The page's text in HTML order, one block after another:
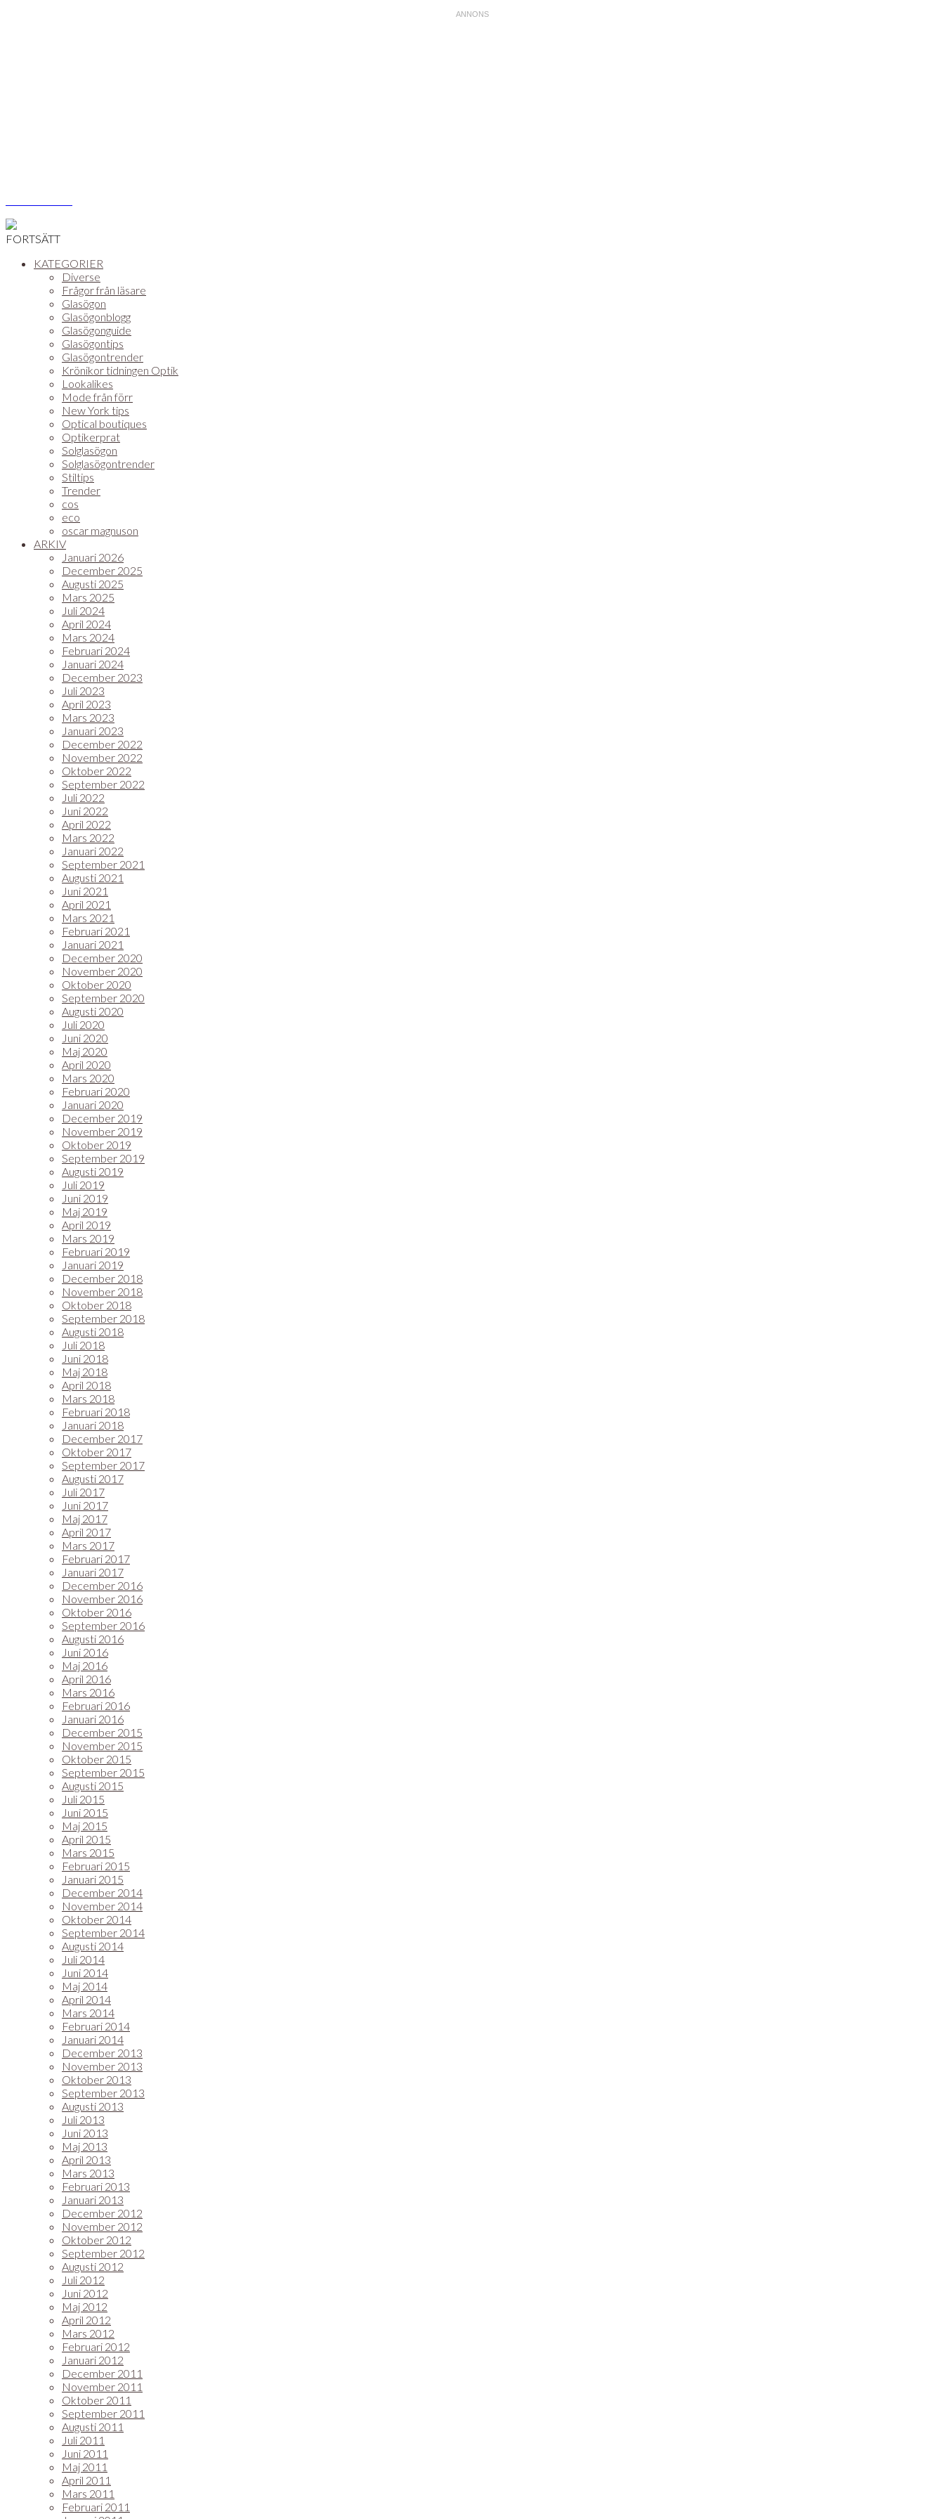
FORTSÄTT
KATEGORIER
Diverse
Frågor från läsare
Glasögon
Glasögonblogg
Glasögonguide
Glasögontips
Glasögontrender
Krönikor tidningen Optik
Lookalikes
Mode från förr
New York tips
Optical boutiques
Optikerprat
Solglasögon
Solglasögontrender
Stiltips
Trender
cos
eco
oscar magnuson
ARKIV
Januari 2026
December 2025
Augusti 2025
Mars 2025
Juli 2024
April 2024
Mars 2024
Februari 2024
Januari 2024
December 2023
Juli 2023
April 2023
Mars 2023
Januari 2023
December 2022
November 2022
Oktober 2022
September 2022
Juli 2022
Juni 2022
April 2022
Mars 2022
Januari 2022
September 2021
Augusti 2021
Juni 2021
April 2021
Mars 2021
Februari 2021
Januari 2021
December 2020
November 2020
Oktober 2020
September 2020
Augusti 2020
Juli 2020
Juni 2020
Maj 2020
April 2020
Mars 2020
Februari 2020
Januari 2020
December 2019
November 2019
Oktober 2019
September 2019
Augusti 2019
Juli 2019
Juni 2019
Maj 2019
April 2019
Mars 2019
Februari 2019
Januari 2019
December 2018
November 2018
Oktober 2018
September 2018
Augusti 2018
Juli 2018
Juni 2018
Maj 2018
April 2018
Mars 2018
Februari 2018
Januari 2018
December 2017
Oktober 2017
September 2017
Augusti 2017
Juli 2017
Juni 2017
Maj 2017
April 2017
Mars 2017
Februari 2017
Januari 2017
December 2016
November 2016
Oktober 2016
September 2016
Augusti 2016
Juni 2016
Maj 2016
April 2016
Mars 2016
Februari 2016
Januari 2016
December 2015
November 2015
Oktober 2015
September 2015
Augusti 2015
Juli 2015
Juni 2015
Maj 2015
April 2015
Mars 2015
Februari 2015
Januari 2015
December 2014
November 2014
Oktober 2014
September 2014
Augusti 2014
Juli 2014
Juni 2014
Maj 2014
April 2014
Mars 2014
Februari 2014
Januari 2014
December 2013
November 2013
Oktober 2013
September 2013
Augusti 2013
Juli 2013
Juni 2013
Maj 2013
April 2013
Mars 2013
Februari 2013
Januari 2013
December 2012
November 2012
Oktober 2012
September 2012
Augusti 2012
Juli 2012
Juni 2012
Maj 2012
April 2012
Mars 2012
Februari 2012
Januari 2012
December 2011
November 2011
Oktober 2011
September 2011
Augusti 2011
Juli 2011
Juni 2011
Maj 2011
April 2011
Mars 2011
Februari 2011